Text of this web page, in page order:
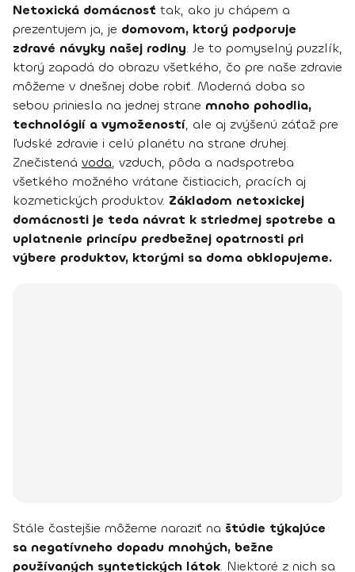
Netoxická domácnosť tak, ako ju chápem a
prezentujem ja, je domovom, ktorý podporuje
zdravé návyky našej rodiny. Je to pomyselný puzzlík,
ktorý zapadá do obrazu všetkého, čo pre naše zdravie
môžeme v dnešnej dobe robiť. Moderná doba so
sebou priniesla na jednej strane mnoho pohodlia,
technológií a vymožeností, ale aj zvýšenú záťaž pre
ľudské zdravie i celú planétu na strane druhej.
Znečistená voda, vzduch, pôda a nadspotreba
všetkého možného vrátane čistiacich, pracích aj
kozmetických produktov. Základom netoxickej
domácnosti je teda návrat k striedmej spotrebe a
uplatnenie princípu predbežnej opatrnosti pri
výbere produktov, ktorými sa doma obklopujeme.
Stále častejšie môžeme naraziť na štúdie týkajúce
sa negatívneho dopadu mnohých, bežne
používaných syntetických látok. Niektoré z nich sa